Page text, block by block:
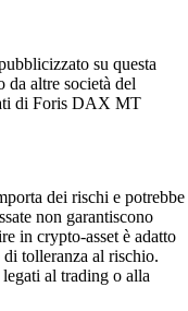
su questa
da altre società del
di Foris DAX MT
dei rischi e potrebbe
non garantiscono
in crypto-asset è adatto
tolleranza al rischio.
al trading o alla